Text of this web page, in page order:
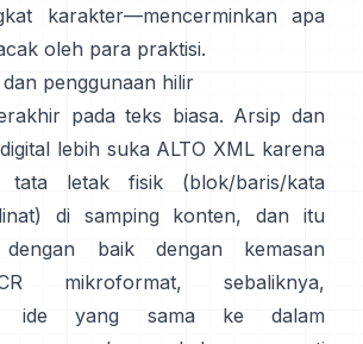
karakter—mencerminkan apa
oleh para praktisi.
penggunaan hilir
pada teks biasa. Arsip dan
lebih suka ALTO XML karena
tata letak fisik (blok/baris/kata
di samping konten, dan itu
dengan baik dengan kemasan
mikroformat, sebaliknya,
ide yang sama ke dalam